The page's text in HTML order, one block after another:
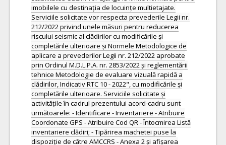
imobilele cu destinația de locuințe multietajate.
Serviciile solicitate vor respecta prevederile Legii nr.
212/2022 privind unele măsuri pentru reducerea
riscului seismic al clădirilor cu modificările și
completările ulterioare și Normele Metodologice de
aplicare a prevederilor Legii nr. 212/2022 aprobate
prin Ordinul M.D.L.P.A. nr. 2853/2022 și reglementării
tehnice Metodologie de evaluare vizuală rapidă a
clădirilor, Indicativ RTC 10 - 2022", cu modificările și
completările ulterioare. Serviciile solicitate și
activitățile în cadrul prezentului acord-cadru sunt
următoarele: - Identificare - Inventariere - Atribuire
Coordonate GPS - Atribuire Cod QR - Întocmirea Listă
inventariere clădiri; - Tipărirea machetei puse la
dispoziție de către AMCCRS - Anexa 2 și afișarea